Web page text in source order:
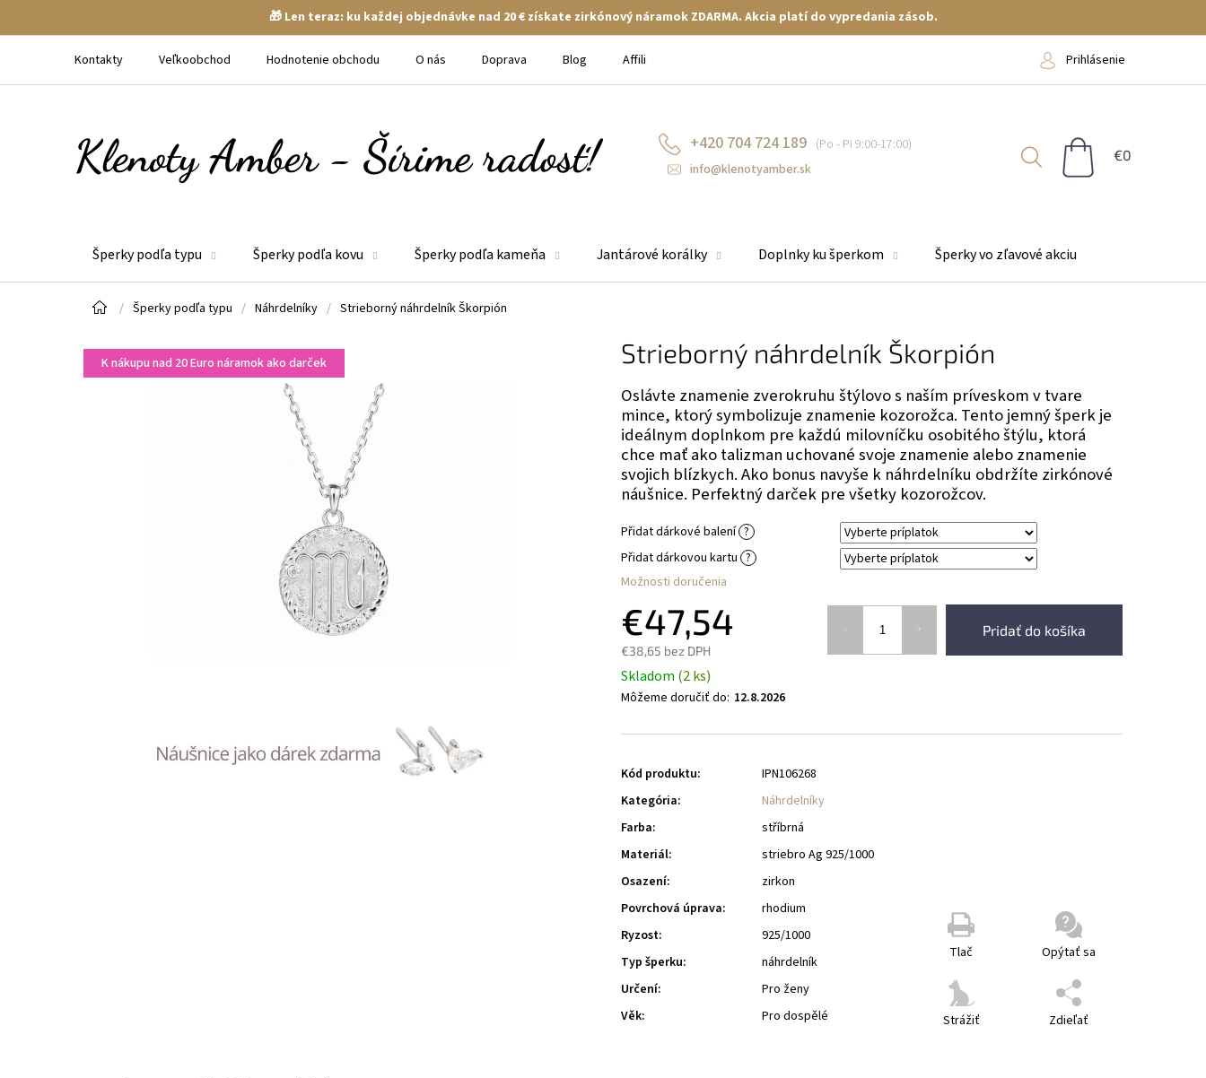
🎁 Len teraz: ku každej objednávke nad 20 € získate zirkónový náramok ZDARMA. Akcia platí do vypredania zásob.
Kontakty Veľkoobchod Hodnotenie obchodu O nás Doprava Blog Affiliate Prihlásenie
+420 704 724 189
info@klenotyamber.sk
NÁKUPNÝ
Šperky podľa typu Šperky podľa kovu Šperky podľa kameňa Jantárové korálky Doplnky ku šperkom Šperky vo zľavové akciu
Domov
/ Šperky podľa typu / Náhrdelníky / Strieborný náhrdelník Škorpión
K nákupu nad 20 Euro náramok ako darček Strieborný náhrdelník Škorpión
€47,54
€38,65 bez DPH
Pridať do košíka
Skladom (2 ks)
Môžeme doručiť do: 12.8.2026
Přidat dárkové balení ?
Přidat dárkovou kartu ?
Možnosti doručenia
Oslávte znamenie zverokruhu štýlovo s naším príveskom v tvare
mince, ktorý symbolizuje znamenie kozorožca. Tento jemný šperk je
ideálnym doplnkom pre každú milovníčku osobitého štýlu, ktorá
chce mať ako talizman uchované svoje znamenie alebo znamenie
svojich blízkych. Ako bonus navyše k náhrdelníku obdržíte zirkónové
náušnice. Perfektný darček pre všetky kozorožcov.
Tlač Opýtať sa
Strážiť Zdieľať
Kód produktu:
IPN106268
Kategória:
Náhrdelníky
Farba:
stříbrná
Materiál:
striebro Ag 925/1000
Osazení:
zirkon
Povrchová úprava:
rhodium
Ryzost:
925/1000
Typ šperku:
náhrdelník
Určení:
Pro ženy
Věk: Pro dospělé